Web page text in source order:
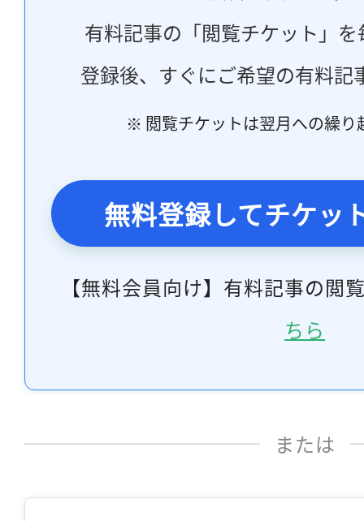
有料記事の「閲覧チケット」
登録後、すぐにご希望の有料記
※ 閲覧チケットは翌月への繰り
無料登録してチケッ
【無料会員向け】有料記事の閲
ちら
または